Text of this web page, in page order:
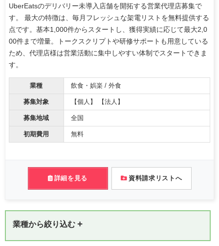
UberEatsのデリバリー未導入店舗を開拓する営業代理店募集で
す。 最大の特徴は、毎月フレッシュな架電リストを無料提供する
点です。基本1,000件からスタートし、獲得実績に応じて最大2,0
00件まで増量。トークスクリプトや研修サポートも用意している
ため、代理店様は営業活動に集中しやすい体制でスタートできま
す。
業種 飲食・娯楽 / 外食
募集対象 【個人】 【法人】
募集地域 全国
初期費用 無料
詳細を見る 資料請求リストへ
業種から絞り込む +